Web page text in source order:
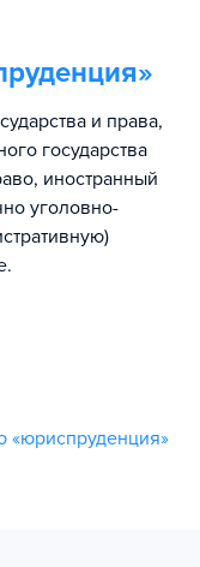
»
и права,
государства
иностранный
уголовно-
«юриспруденция»